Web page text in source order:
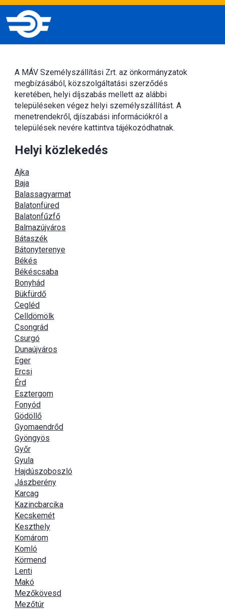
A MÁV Személyszállítási Zrt. az önkormányzatok
megbízásából, közszolgáltatási szerződés
keretében, helyi díjszabás mellett az alábbi
településeken végez helyi személyszállítást. A
menetrendekről, djíszabási információkról a
települések nevére kattintva tájékozódhatnak.
Helyi közlekedés
Ajka
Baja
Balassagyarmat
Balatonfüred
Balatonfűzfő
Balmazújváros
Bátaszék
Bátonyterenye
Békés
Békéscsaba
Bonyhád
Bükfürdő
Cegléd
Celldömölk
Csongrád
Csurgó
Dunaújváros
Eger
Ercsi
Érd
Esztergom
Fonyód
Gödöllő
Gyomaendrőd
Gyöngyös
Győr
Gyula
Hajdúszoboszló
Jászberény
Karcag
Kazincbarcika
Kecskemét
Keszthely
Komárom
Komló
Körmend
Lenti
Makó
Mezőkövesd
Mezőtúr